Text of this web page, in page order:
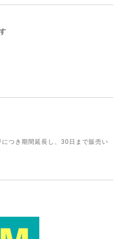
つき期間延長し、30日まで販売い